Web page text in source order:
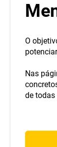
O
Nas
de